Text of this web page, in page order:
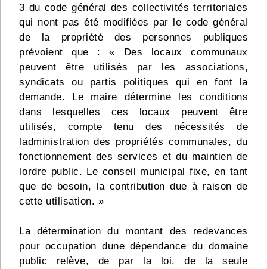
3 du code général des collectivités territoriales
qui nont pas été modifiées par le code général
de la propriété des personnes publiques
prévoient que : « Des locaux communaux
peuvent être utilisés par les associations,
syndicats ou partis politiques qui en font la
demande. Le maire détermine les conditions
dans lesquelles ces locaux peuvent être
utilisés, compte tenu des nécessités de
ladministration des propriétés communales, du
fonctionnement des services et du maintien de
lordre public. Le conseil municipal fixe, en tant
que de besoin, la contribution due à raison de
cette utilisation. »
La détermination du montant des redevances
pour occupation dune dépendance du domaine
public relève, de par la loi, de la seule